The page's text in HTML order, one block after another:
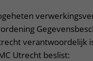
verantwoordelijk
Utrecht beslist: